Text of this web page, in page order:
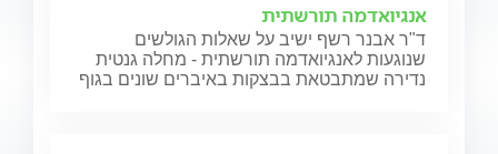
אנגיואדמה תורשתית
ד"ר אבנר רשף ישיב על שאלות הגולשים
שנוגעות לאנגיואדמה תורשתית - מחלה גנטית
נדירה שמתבטאת בבצקות באיברים שונים בגוף